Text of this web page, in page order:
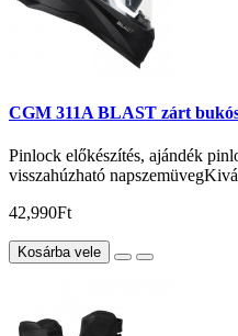
CGM 311A BLAST zárt
Pinlock előkészítés, ajándék
visszahúzható
42,990Ft
Kosárba vele